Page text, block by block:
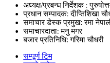
अध्यक्ष/प्रबन्ध निर्देशक :
प्रधान सम्पादक: दीप्तिशिखा
समाचार डेस्क प्रमुख: रमा
समाचारदाता: मनु मगर
बजार प्रतिनिधि: गरिमा चौधरी
सम्पूर्ण टिम